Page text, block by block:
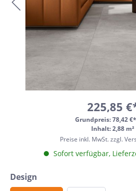
225,85
Grundpreis:78,42
Inhalt: 2,88 m²
Preise inkl. MwSt. zzgl.
Sofort verfügbar,
Design